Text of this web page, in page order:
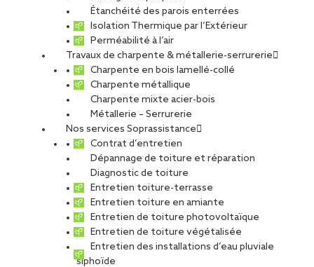
Étanchéité des parois enterrées
Isolation Thermique par l’Extérieur
Perméabilité à l’air
Travaux de charpente & métallerie-serrurerie
Charpente en bois lamellé-collé
Charpente métallique
Charpente mixte acier-bois
Métallerie – Serrurerie
Nos services Soprassistance
Contrat d’entretien
Dépannage de toiture et réparation
Diagnostic de toiture
Entretien toiture-terrasse
Entretien toiture en amiante
Entretien de toiture photovoltaïque
Entretien de toiture végétalisée
Entretien des installations d’eau pluviale
siphoïde
Réemploi des aciers : comment un
chantier des années 1960 relève le
défi bas carbone
Sur un projet de restructuration d’un bâtiment des
années 1960 en acier, les équipes de CCS ont relevé
le défi du réemploi des aciers de structure. «
L’objectif : conserver et réutiliser un maximum des
poutres existantes, en cohérence avec [...]